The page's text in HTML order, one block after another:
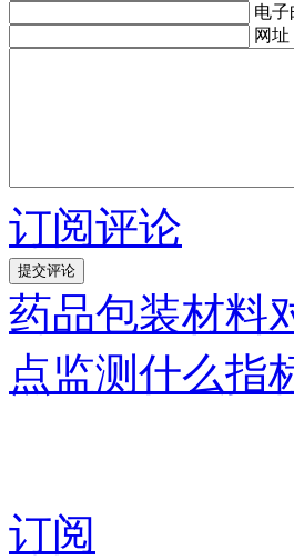
电子
网址
订阅评论
药品包装材料
点监测什么指
订阅